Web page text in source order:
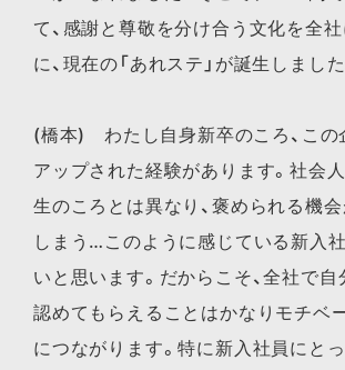
て、感謝と尊敬を分け合う文化を全
に、現在の「あれステ」が誕生しました
(橋本) わたし自身新卒のころ、この
アップされた経験があります。社会
生のころとは異なり、褒められる機
しまう…このように感じている新入
いと思います。だからこそ、全社で
認めてもらえることはかなりモチベ
につながります。特に新入社員にと